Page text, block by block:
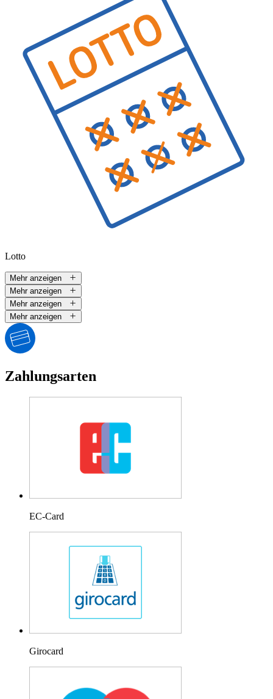
Lotto
Mehr anzeigen
Mehr anzeigen
Mehr anzeigen
Mehr anzeigen
Zahlungsarten
EC-Card
Girocard